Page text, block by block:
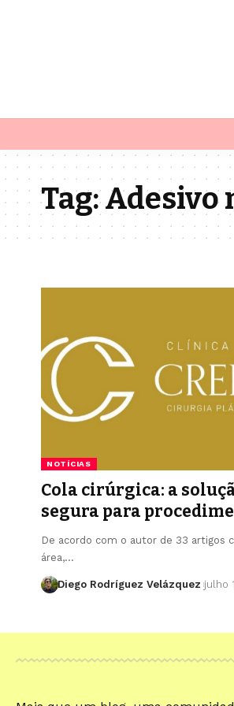
Tag:Adesivo
NOTÍCIAS
Cola cirúrgica: a
segura para
De acordo com o autor de 33 artigos
área,…
Diego Rodríguez Velázquez julho